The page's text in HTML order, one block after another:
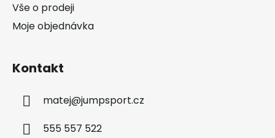
Vše o prodeji
Moje objednávka
Kontakt
matej@jumpsport.cz
555 557 522